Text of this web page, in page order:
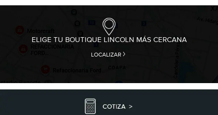
ELIGE TU BOUTIQUE LINCOLN MÁS CERCANA
LOCALIZAR